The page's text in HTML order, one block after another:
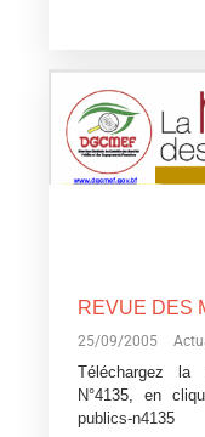
25/09/2005
Téléchargez la
N°4135, en
publics-n4135